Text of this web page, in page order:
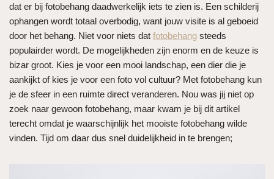
dat er bij fotobehang daadwerkelijk iets te zien is. Een schilderij
ophangen wordt totaal overbodig, want jouw visite is al geboeid
door het behang. Niet voor niets dat fotobehang steeds
populairder wordt. De mogelijkheden zijn enorm en de keuze is
bizar groot. Kies je voor een mooi landschap, een dier die je
aankijkt of kies je voor een foto vol cultuur? Met fotobehang kun
je de sfeer in een ruimte direct veranderen. Nou was jij niet op
zoek naar gewoon fotobehang, maar kwam je bij dit artikel
terecht omdat je waarschijnlijk het mooiste fotobehang wilde
vinden. Tijd om daar dus snel duidelijkheid in te brengen;